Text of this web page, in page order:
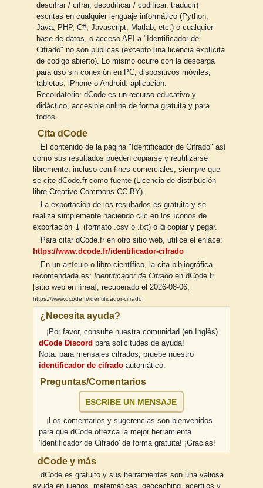
descifrar / cifrar, decodificar / codificar, traducir)
escritas en cualquier lenguaje informático (Python,
Java, PHP, C#, Javascript, Matlab, etc.) o cualquier
base de datos, o acceso API a "Identificador de
Cifrado" no son públicas (excepto una licencia explícita
de código abierto). Lo mismo ocurre con la descarga
para uso sin conexión en PC, dispositivos móviles,
tabletas, iPhone o Android. aplicación.
Recordatorio: dCode es un recurso educativo y
didáctico, accesible online de forma gratuita y para
todos.
Cita dCode
El contenido de la página "Identificador de Cifrado" así
como sus resultados pueden copiarse y reutilizarse
libremente, incluso con fines comerciales, siempre que
se cite dCode.fr como fuente (Licencia de distribución
libre Creative Commons CC-BY).
La exportación de los resultados es gratuita y se
realiza simplemente haciendo clic en los íconos de
exportación ⤓ (formato .csv o .txt) o ⧉ copiar y pegar.
Para citar dCode.fr en otro sitio web, utilice el enlace:
https://www.dcode.fr/identificador-cifrado
En un artículo o libro científico, la cita bibliográfica
recomendada es: Identificador de Cifrado en dCode.fr
[sitio web en línea], recuperado el 2026-08-06,
https://www.dcode.fr/identificador-cifrado
¿Necesita ayuda?
¡Por favor, consulte nuestra comunidad (en Inglès)
dCode Discord para solicitudes de ayuda!
Nota: para mensajes cifrados, pruebe nuestro
identificador de cifrado automático.
Preguntas/Comentarios
ESCRIBE UN MENSAJE
¡Los comentarios y sugerencias son bienvenidos
para que dCode ofrezca la mejor herramienta
'Identificador de Cifrado' de forma gratuita! ¡Gracias!
dCode y más
dCode es gratuito y sus herramientas son una valiosa
ayuda en juegos, matemáticas, geocaching, acertijos y